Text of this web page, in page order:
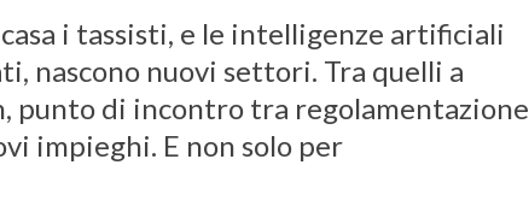
i tassisti, e le intelligenze artificiali
nascono nuovi settori. Tra quelli a
punto di incontro tra regolamentazione
impieghi. E non solo per